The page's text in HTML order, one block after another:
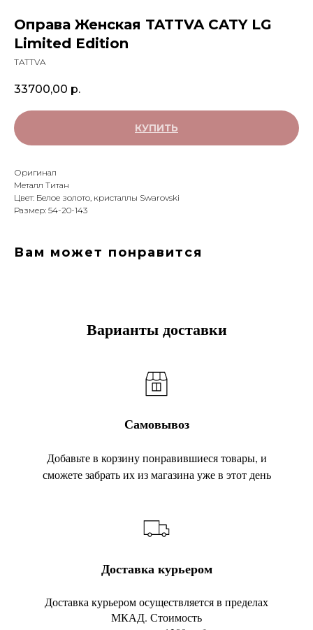
Оправа Женская TATTVA CATY LG
Limited Edition
TATTVA
33700,00 р.
КУПИТЬ
Оригинал
Металл Титан
Цвет: Белое золото, кристаллы Swarovski
Размер: 54-20-143
Вам может понравится
Варианты доставки
Самовывоз
Добавьте в корзину понравившиеся товары, и
сможете забрать их из магазина уже в этот день
Доставка курьером
Доставка курьером осуществляется в пределах
МКАД. Стоимость